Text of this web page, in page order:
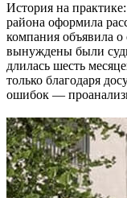
История на
района оформила
компания объявила о
вынуждены были
длилась шесть
только благодаря
ошибок —